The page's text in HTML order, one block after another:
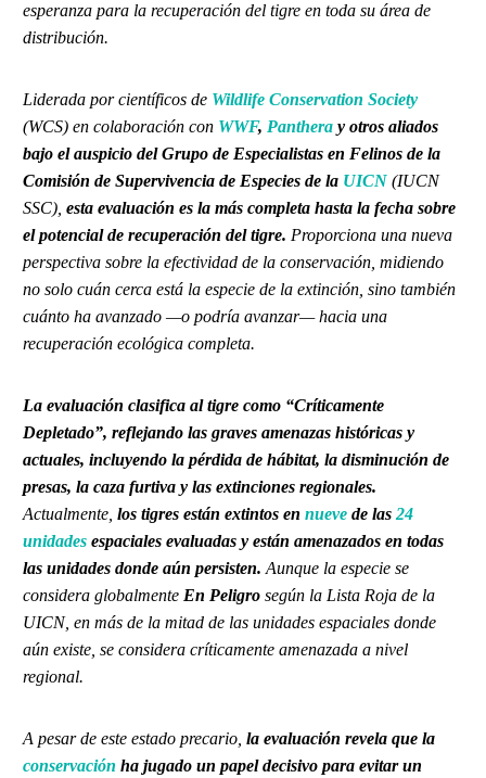
esperanza para la recuperación del tigre en toda su área de
distribución.
Liderada por científicos de Wildlife Conservation Society
(WCS) en colaboración con WWF, Panthera y otros aliados
bajo el auspicio del Grupo de Especialistas en Felinos de la
Comisión de Supervivencia de Especies de la UICN (IUCN
SSC), esta evaluación es la más completa hasta la fecha sobre
el potencial de recuperación del tigre. Proporciona una nueva
perspectiva sobre la efectividad de la conservación, midiendo
no solo cuán cerca está la especie de la extinción, sino también
cuánto ha avanzado —o podría avanzar— hacia una
recuperación ecológica completa.
La evaluación clasifica al tigre como “Críticamente
Depletado”, reflejando las graves amenazas históricas y
actuales, incluyendo la pérdida de hábitat, la disminución de
presas, la caza furtiva y las extinciones regionales.
Actualmente, los tigres están extintos en nueve de las 24
unidades espaciales evaluadas y están amenazados en todas
las unidades donde aún persisten. Aunque la especie se
considera globalmente En Peligro según la Lista Roja de la
UICN, en más de la mitad de las unidades espaciales donde
aún existe, se considera críticamente amenazada a nivel
regional.
A pesar de este estado precario, la evaluación revela que la
conservación ha jugado un papel decisivo para evitar un